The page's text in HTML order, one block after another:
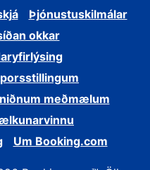
Þjónustuskilmálar
okkar
meðmælum
Um Booking.com